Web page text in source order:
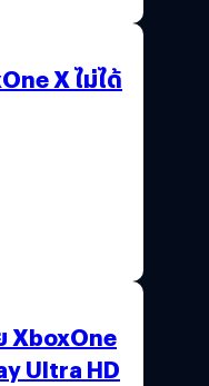
X ไม่ได้
XboxOne
Ultra HD